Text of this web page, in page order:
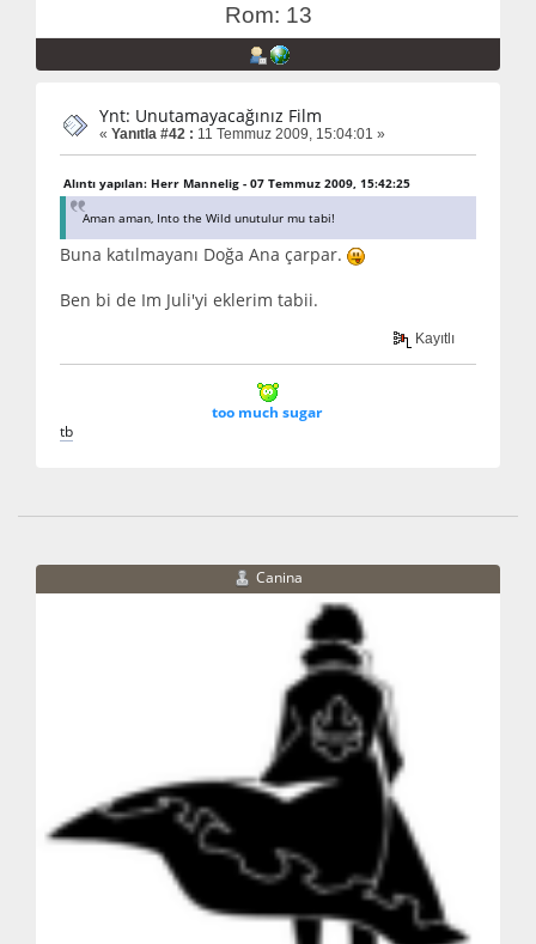
Rom: 13
Ynt: Unutamayacağınız Film
« Yanıtla #42 : 11 Temmuz 2009, 15:04:01 »
Alıntı yapılan: Herr Mannelig - 07 Temmuz 2009, 15:42:25
Aman aman, Into the Wild unutulur mu tabi!
Buna katılmayanı Doğa Ana çarpar.
Ben bi de Im Juli'yi eklerim tabii.
Kayıtlı
too much sugar
tb
Canina